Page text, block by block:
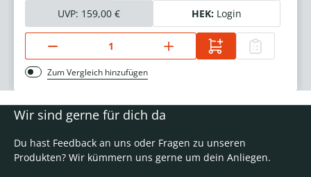
UVP: 159,00 € HEK: Login
Zum Vergleich hinzufügen
Wir sind gerne für dich da
Du hast Feedback an uns oder Fragen zu unseren
Produkten? Wir kümmern uns gerne um dein Anliegen.